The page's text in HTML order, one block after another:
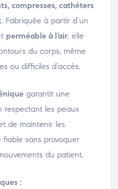
compresses, cathéters
. Fabriquée à partir d’un
perméable à l’air, elle
du corps, même
ou difficiles d’accès.
garantit une
respectant les peaux
de maintenir les
sans provoquer
du patient.
: